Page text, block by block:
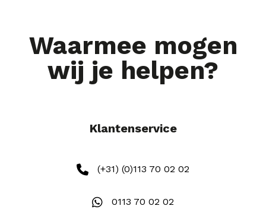
Waarmee mogen
wij je helpen?
Klantenservice
(+31) (0)113 70 02 02
0113 70 02 02